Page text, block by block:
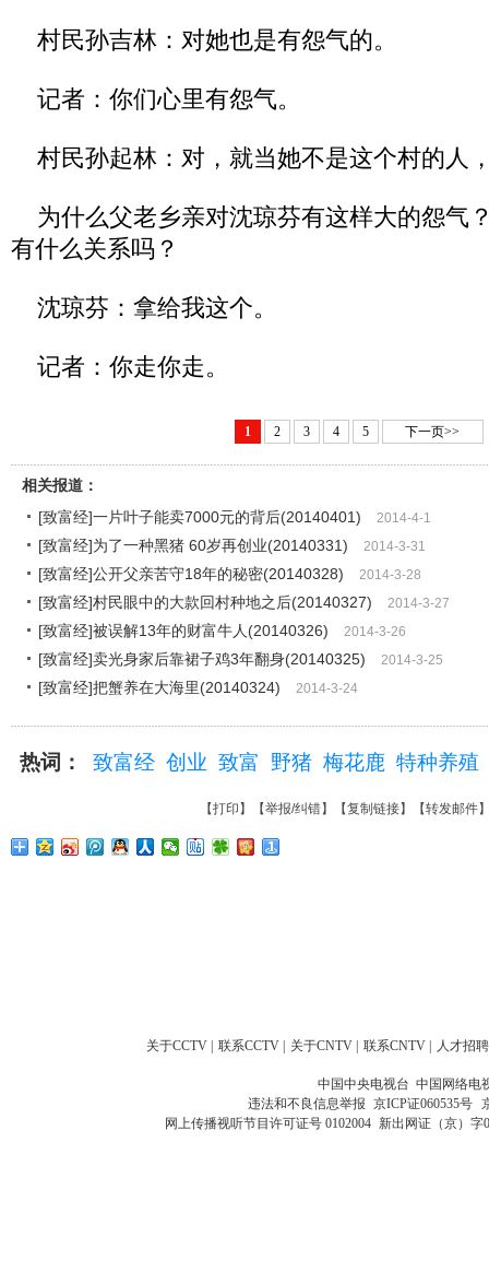
村民孙吉林：对她也是有怨气的。
记者：你们心里有怨气。
村民孙起林：对，就当她不是这个村的人
为什么父老乡亲对沈琼芬有这样大的怨气
有什么关系吗？
沈琼芬：拿给我这个。
记者：你走你走。
1 2 3 4 5 下一页>>
相关报道：
[致富经]一片叶子能卖7000元的背后(20140401)
2014-4-1
[致富经]为了一种黑猪 60岁再创业(20140331) 2014-3-31
[致富经]公开父亲苦守18年的秘密(20140328) 2014-3-28
[致富经]村民眼中的大款回村种地之后(20140327) 2014-3-27
[致富经]被误解13年的财富牛人(20140326) 2014-3-26
[致富经]卖光身家后靠裙子鸡3年翻身(20140325) 2014-3-25
[致富经]把蟹养在大海里(20140324) 2014-3-24
热词： 致富经 创业 致富 野猪 梅花鹿 特种养殖
【打印 】【举报/纠错】【复制链接】【转发邮件
关于CCTV 联系CCTV 关于CNTV 联系CNTV 人才招聘
中国中央电视台 中国网络电
违法和不良信息举报 京ICP证060535号
网上传播视听节目许可证号 0102004 新出网证（京）